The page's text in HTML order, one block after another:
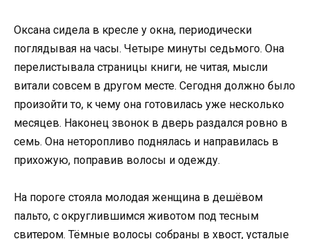
Оксана сидела в кресле у окна, периодически
поглядывая на часы. Четыре минуты седьмого. Она
перелистывала страницы книги, не читая, мысли
витали совсем в другом месте. Сегодня должно было
произойти то, к чему она готовилась уже несколько
месяцев. Наконец звонок в дверь раздался ровно в
семь. Она неторопливо поднялась и направилась в
прихожую, поправив волосы и одежду.
На пороге стояла молодая женщина в дешёвом
пальто, с округлившимся животом под тесным
свитером. Тёмные волосы собраны в хвост, усталые